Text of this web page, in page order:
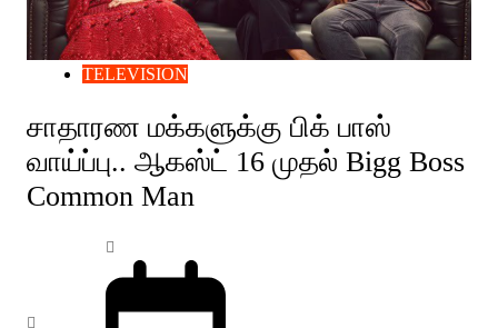
TELEVISION
சாதாரண மக்களுக்கு பிக் பாஸ்
வாய்ப்பு.. ஆகஸ்ட் 16 முதல் Bigg Boss
Common Man